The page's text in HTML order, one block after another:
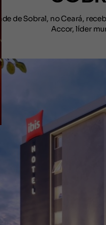
de Sobral, no Ceará,
Accor, líder